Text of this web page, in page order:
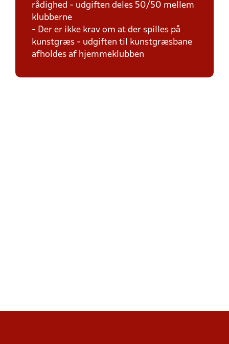
rådighed - udgiften deles 50/50 mellem
klubberne
- Der er ikke krav om at der spilles på
kunstgræs - udgiften til kunstgræsbane
afholdes af hjemmeklubben